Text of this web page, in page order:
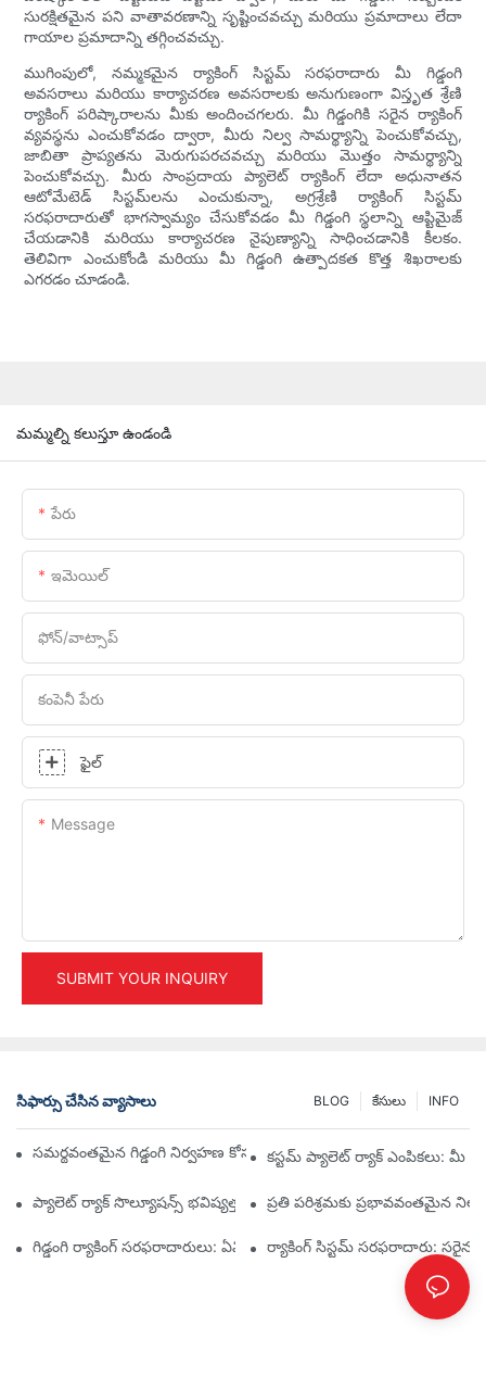
సురక్షితమైన పని వాతావరణాన్ని సృష్టించవచ్చు మరియు ప్రమాదాలు లేదా
గాయాల ప్రమాదాన్ని తగ్గించవచ్చు.
ముగింపులో, నమ్మకమైన ర్యాకింగ్ సిస్టమ్ సరఫరాదారు మీ గిడ్డంగి
అవసరాలు మరియు కార్యాచరణ అవసరాలకు అనుగుణంగా విస్తృత శ్రేణి
ర్యాకింగ్ పరిష్కారాలను మీకు అందించగలరు. మీ గిడ్డంగికి సరైన ర్యాకింగ్
వ్యవస్థను ఎంచుకోవడం ద్వారా, మీరు నిల్వ సామర్థ్యాన్ని పెంచుకోవచ్చు,
జాబితా ప్రాప్యతను మెరుగుపరచవచ్చు మరియు మొత్తం సామర్థ్యాన్ని
పెంచుకోవచ్చు. మీరు సాంప్రదాయ ప్యాలెట్ ర్యాకింగ్ లేదా అధునాతన
ఆటోమేటెడ్ సిస్టమ్‌లను ఎంచుకున్నా, అగ్రశ్రేణి ర్యాకింగ్ సిస్టమ్
సరఫరాదారుతో భాగస్వామ్యం చేసుకోవడం మీ గిడ్డంగి స్థలాన్ని ఆప్టిమైజ్
చేయడానికి మరియు కార్యాచరణ నైపుణ్యాన్ని సాధించడానికి కీలకం.
తెలివిగా ఎంచుకోండి మరియు మీ గిడ్డంగి ఉత్పాదకత కొత్త శిఖరాలకు
ఎగరడం చూడండి.
మమ్మల్ని కలుస్తూ ఉండండి
పేరు
ఇమెయిల్
ఫోన్/వాట్సాప్
కంపెనీ పేరు
ఫైల్
Message
SUBMIT YOUR INQUIRY
సిఫార్సు చేసిన వ్యాసాలు INFO
కేసులు
BLOG
సమర్థవంతమైన గిడ్డంగి నిర్వహణ కోసం అగ్ర పారిశ్రామిక ర్యాకింగ్ పరిష్కారాలు
కస్టమ్ ప్యాలెట్ ర్యాక్ ఎంపికలు: మీ
ప్యాలెట్ ర్యాక్ సొల్యూషన్స్ భవిష్యత్తు: ట్రెండ్స్ మరియు ఇన్నోవేషన్లు
ప్రతి పరిశ్రమకు ప్రభావవంతమైన
గిడ్డంగి ర్యాకింగ్ సరఫరాదారులు: ఏమి చూడాలిర్యాకింగ్ సిస్టమ్ సరఫరాదారు: